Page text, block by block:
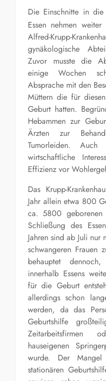
Die Einschnitte in die
Essen nehmen
Alfred-Krupp-
gynäkologische
Zuvor musste die
einige Wochen
Absprache mit den
Müttern die für
Geburt hatten.
Hebammen zur
Ärzten zur
Tumorleiden.
wirtschaftliche
Effizienz vor
Das Krupp-
Jahr allein etwa 800
ca. 5800 geborenen
Schließung des
Jahren sind ab Juli
schwangeren Frauen
behauptet
innerhalb Essens
für die Geburt
allerdings schon
werden, da das
Geburtshilfe
Zeitarbeitsfirmen
hauseigenen
wurde. Der
stationären